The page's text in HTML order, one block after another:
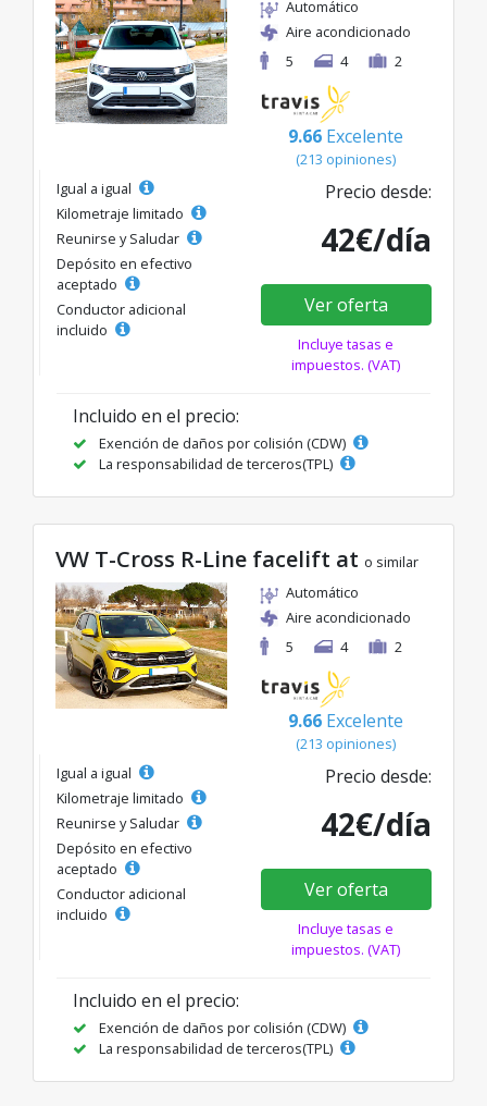
Automático
Aire acondicionado
5
4 2
9.66 Excelente
(213 opiniones)
Igual a igual
Kilometraje limitado
Reunirse y Saludar
Depósito en efectivo
aceptado
Conductor adicional
incluido
Precio desde:
42€/día
Ver oferta
Incluye tasas e
impuestos. (VAT)
Incluido en el precio:
Exención de daños por colisión (CDW)
La responsabilidad de terceros(TPL)
VW T-Cross R-Line facelift at o similar
Automático
Aire acondicionado
5
4 2
9.66 Excelente
(213 opiniones)
Igual a igual
Kilometraje limitado
Reunirse y Saludar
Depósito en efectivo
aceptado
Conductor adicional
incluido
Precio desde:
42€/día
Ver oferta
Incluye tasas e
impuestos. (VAT)
Incluido en el precio:
Exención de daños por colisión (CDW)
La responsabilidad de terceros(TPL)